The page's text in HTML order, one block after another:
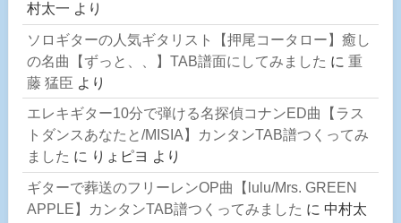
村太一 より
ソロギターの人気ギタリスト【押尾コータロー】癒し
の名曲【ずっと、、】TAB譜面にしてみました に 重
藤 猛臣 より
エレキギター10分で弾ける名探偵コナンED曲【ラス
トダンスあなたと/MISIA】カンタンTAB譜つくってみ
ました に りょピヨ より
ギターで葬送のフリーレンOP曲【lulu/Mrs. GREEN
APPLE】カンタンTAB譜つくってみました に 中村太